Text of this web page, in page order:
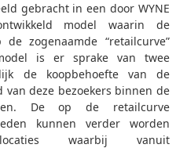
gebracht in een door WYNE
model waarin de
zogenaamde “retailcurve”
is er sprake van twee
de koopbehoefte van de
deze bezoekers binnen de
De op de retailcurve
kunnen verder worden
waarbij vanuit